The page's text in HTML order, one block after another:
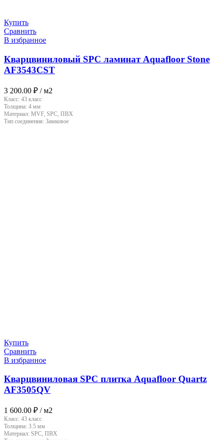
Купить
Сравнить
В избранное
Кварцвиниловый SPC ламинат Aquafloor Stone
AF3543CST
3 200.00 ₽ / м2
Класс: 43 класс
Толщина: 4 мм
Материал: MVF, SPC, ПВХ
Тип соединения: Замковое
Купить
Сравнить
В избранное
Кварцвиниловая SPC плитка Aquafloor Quartz
AF3505QV
1 600.00 ₽ / м2
Класс: 43 класс
Толщина: 3.5 мм
Материал: SPC, ПВХ